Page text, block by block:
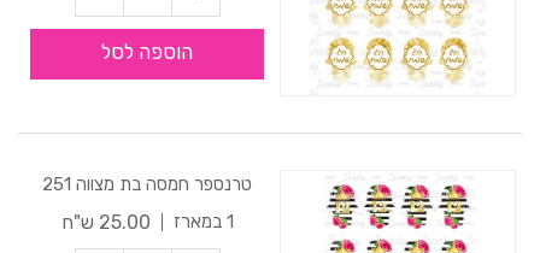
הוספה לסל
טרנספר חמסה בת מצווה 251
1 במארז
25.00 ש"ח